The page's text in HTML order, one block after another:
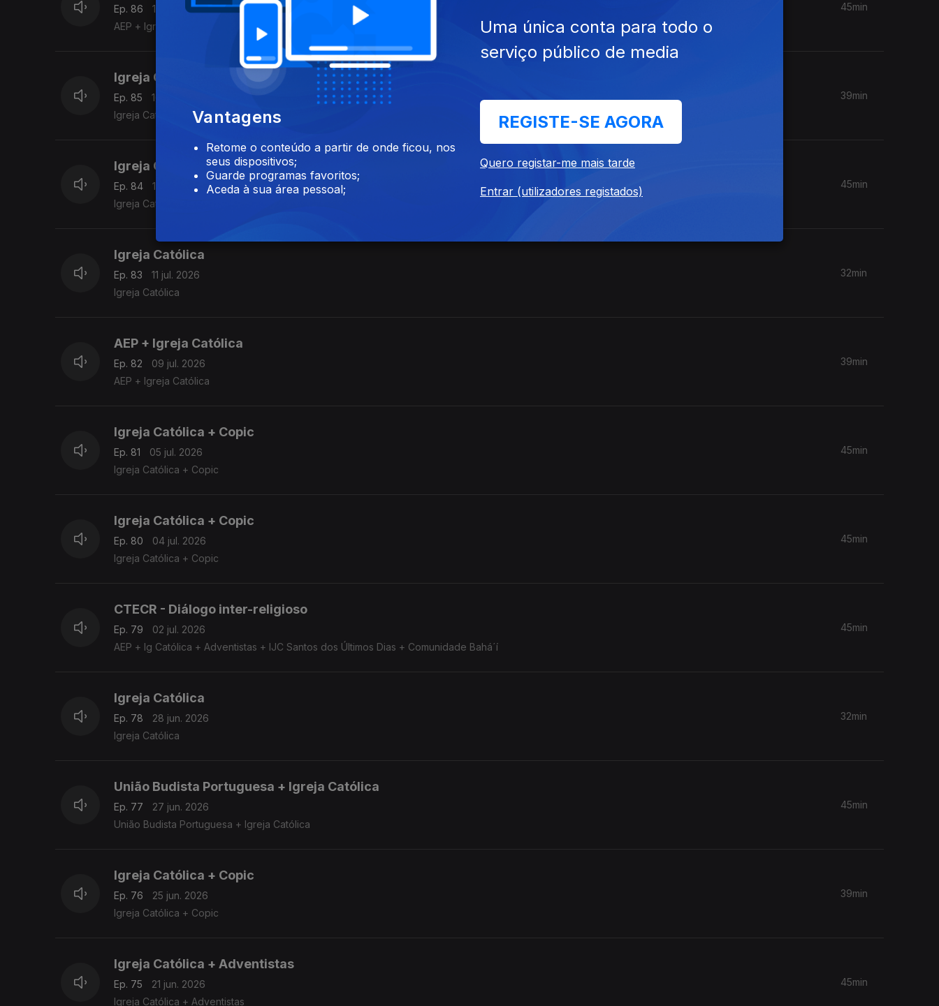
Ep. 86
18 jul. 2026
AEP + Igreja Católica
45min
Igreja Católica Ortodoxa de Portugal + Igreja Católica
Ep. 85
16 jul. 2026
Igreja Católica Ortodoxa de Portugal + Igreja Católica
39min
Igreja Católica + AEP
Ep. 84
12 jul. 2026
Igreja Católica + AEP
45min
Igreja Católica
Ep. 83
11 jul. 2026
Igreja Católica
32min
AEP + Igreja Católica
Ep. 82
09 jul. 2026
AEP + Igreja Católica
39min
Igreja Católica + Copic
Ep. 81
05 jul. 2026
Igreja Católica + Copic
45min
Igreja Católica + Copic
Ep. 80
04 jul. 2026
Igreja Católica + Copic
45min
CTECR - Diálogo inter-religioso
Ep. 79
02 jul. 2026
AEP + Ig Católica + Adventistas + IJC Santos dos Últimos Dias + Comunidade Bahá´í
45min
Igreja Católica
Ep. 78
28 jun. 2026
Igreja Católica
32min
União Budista Portuguesa + Igreja Católica
Ep. 77
27 jun. 2026
União Budista Portuguesa + Igreja Católica
45min
Igreja Católica + Copic
Ep. 76
25 jun. 2026
Igreja Católica + Copic
39min
Igreja Católica + Adventistas
Ep. 75
21 jun. 2026
Igreja Católica + Adventistas
45min
Vantagens
Retome o conteúdo a partir de onde ficou, nos
seus dispositivos;
Guarde programas favoritos;
Aceda à sua área pessoal;
Uma única conta para todo o
serviço público de media
REGISTE-SE AGORA
Quero registar-me mais tarde
Entrar (utilizadores registados)